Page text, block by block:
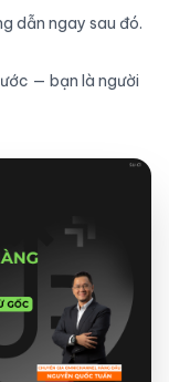
dẫn ngay sau đó.
— bạn là người